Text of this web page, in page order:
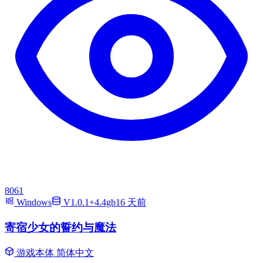
8061
Windows
V1.0.1+4.4gb16 天前
寄宿少女的誓约与魔法
游戏本体 简体中文